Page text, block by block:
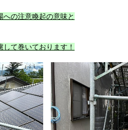
の注意喚起の意味と
て巻いております！